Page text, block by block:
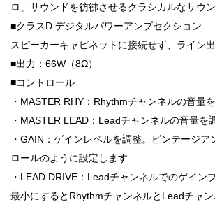
ロ」サウンドを彷彿させるクラシカルなサウ
■クラスD デジタルパワーアンプセクション
スピーカーキャビネットに接続せず、ライン
■出力：66W（8Ω）
■コントロール
・MASTER RHY：Rhythmチャンネルの音量
・MASTER LEAD：Leadチャンネルの音量を
・GAIN：ゲインレベルを調整。ビンテージア
ロールのように設定します
・LEAD DRIVE：Leadチャンネルでのゲイン
最小にするとRhythmチャンネルとLeadチャ